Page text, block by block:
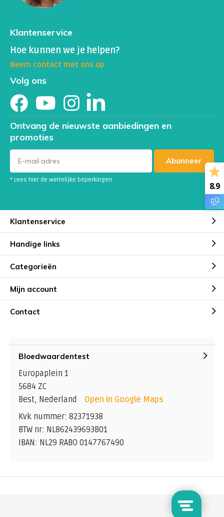
Klantenservice
Hoe kunnen we je helpen?
Neem contact met ons op
Volg ons
Ontvang de nieuwste aanbiedingen en
promoties
Abonneer
* Lees hier de wettelijke beperkingen
Klantenservice
Handige links
Categorieën
Mijn account
Contact
Bloedwaardentest
Europaplein 1
5684 ZC
Best, Nederland
Open in Google Maps
Kvk nummer: 82371938
BTW nr: NL862439693B01
IBAN: NL29 RABO 0147767490
8.9